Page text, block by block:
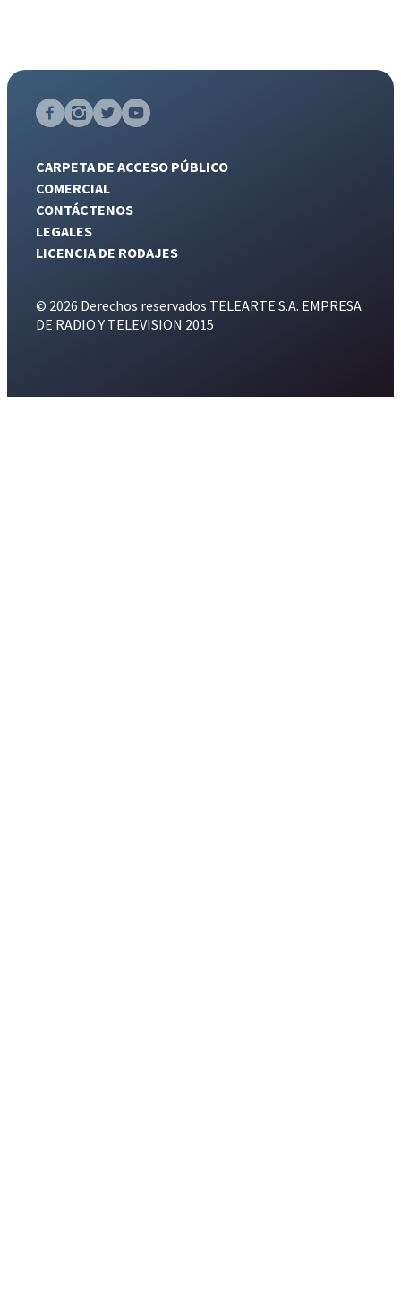
CARPETA DE ACCESO PÚBLICO
COMERCIAL
CONTÁCTENOS
LEGALES
LICENCIA DE RODAJES
© 2026 Derechos reservados TELEARTE S.A. EMPRESA
DE RADIO Y TELEVISION 2015